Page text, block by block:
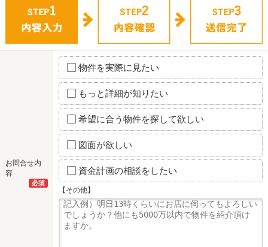
お問合せ内
容
必須
物件を実際に見たい
もっと詳細が知りたい
希望に合う物件を探して欲しい
図面が欲しい
資金計画の相談をしたい
【その他】